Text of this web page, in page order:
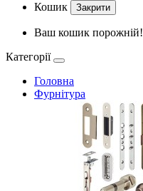
Кошик Закрити
Ваш кошик порожній!
Категорії
Головна
Фурнітура